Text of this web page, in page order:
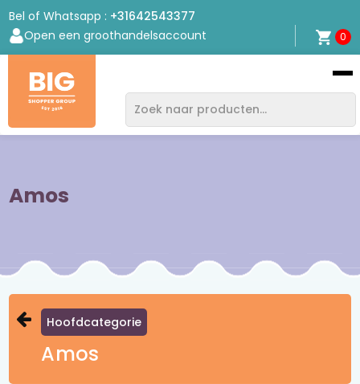
Bel of Whatsapp : +31642543377
Open een groothandelsaccount
0
Bigshopper
Group
Amos
Hoofdcategorie
Amos